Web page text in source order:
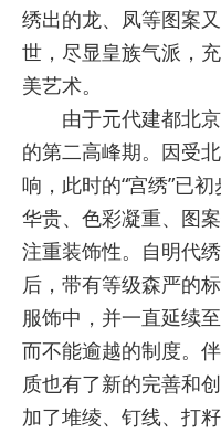
绣出的龙、凤等图案
世，尽显皇族气派，
美艺术。
由于元代建都北京
的第二高峰期。因受
响，此时的“宫绣”已
华贵、色彩凝重、图
注重装饰性。自明代
后，带有等级森严的
服饰中，并一直延续
而不能逾越的制度。
质也有了新的完善和
加了堆绫、钉线、打